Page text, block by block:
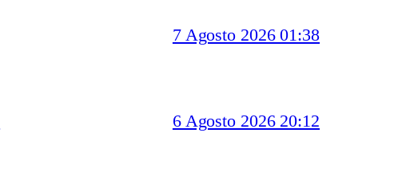
7 Agosto 2026 01:38
6 Agosto 2026 20:12